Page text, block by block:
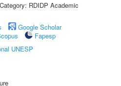
RDIDP Academic
Google Scholar
Fapesp
UNESP